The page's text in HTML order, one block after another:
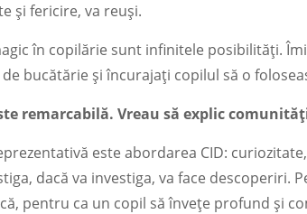
și fericire, va reuși.
în copilărie sunt infinitele posibilități.
bucătărie și încurajați copilul să o
remarcabilă. Vreau să explic
este abordarea CID:
dacă va investiga, va face descoperiri.
pentru ca un copil să învețe profund și